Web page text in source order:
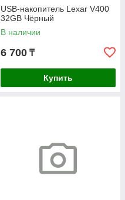
USB-накопитель Lexar V400
32GB Чёрный
В наличии
6 700 ₸
Купить